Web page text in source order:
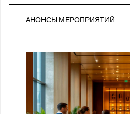
АНОНСЫ МЕРОПРИЯТИЙ